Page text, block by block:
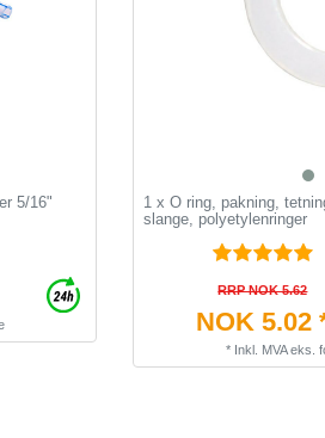
5/16"
1 x O ring, pakning,
slange, polyetylenringer
RRP NOK 5.62
NOK 5.02
* Inkl. MVAeks.